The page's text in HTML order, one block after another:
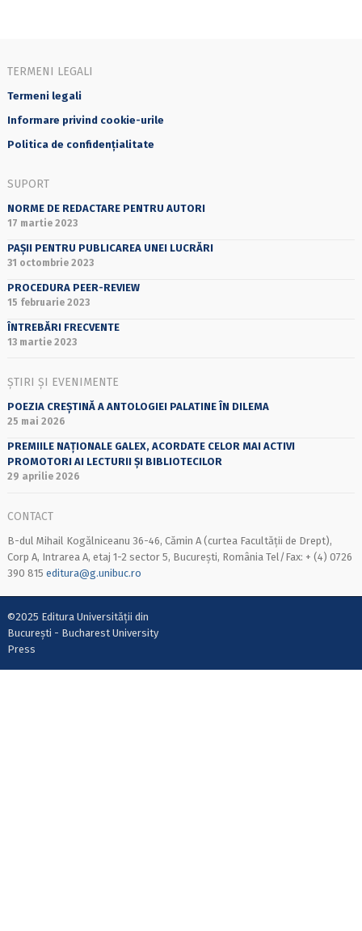
TERMENI LEGALI
Termeni legali
Informare privind cookie-urile
Politica de confidențialitate
SUPORT
NORME DE REDACTARE PENTRU AUTORI
17 martie 2023
PAȘII PENTRU PUBLICAREA UNEI LUCRĂRI
31 octombrie 2023
PROCEDURA PEER-REVIEW
15 februarie 2023
ÎNTREBĂRI FRECVENTE
13 martie 2023
ȘTIRI ȘI EVENIMENTE
POEZIA CREȘTINĂ A ANTOLOGIEI PALATINE ÎN DILEMA
25 mai 2026
PREMIILE NAȚIONALE GALEX, ACORDATE CELOR MAI ACTIVI
PROMOTORI AI LECTURII ȘI BIBLIOTECILOR
29 aprilie 2026
CONTACT
B-dul Mihail Kogălniceanu 36-46, Cămin A (curtea Facultății de Drept),
Corp A, Intrarea A, etaj 1-2 sector 5, București, România Tel/Fax: + (4) 0726
390 815 editura@g.unibuc.ro
©2025 Editura Universității din
București - Bucharest University
Press